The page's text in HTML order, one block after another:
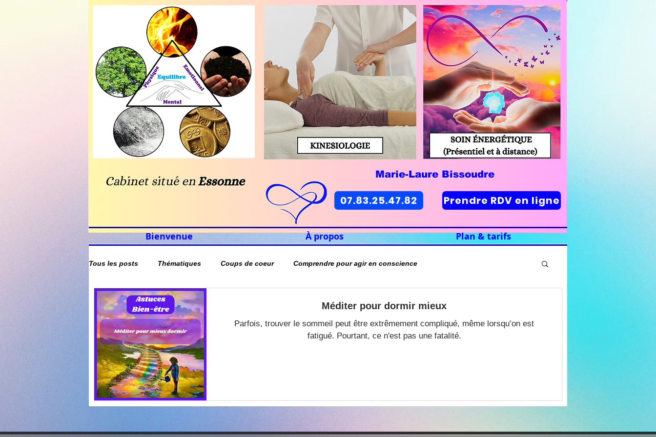
07.83.25.47.82 Prendre RDV en ligne
Marie-Laure Bissoudre
Tous les posts Thématiques Coups de coeur Comprendre pour agir en conscience
Méditer pour dormir mieux
Parfois, trouver le sommeil peut être extrêmement compliqué, même lorsqu’on est
fatigué. Pourtant, ce n'est pas une fatalité.
Bienvenue À propos Plan & tarifs